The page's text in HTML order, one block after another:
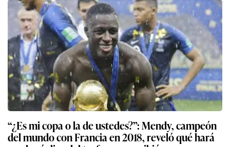
“¿Es mi copa o la de ustedes?”: Mendy, campeón
del mundo con Francia en 2018, reveló qué hará